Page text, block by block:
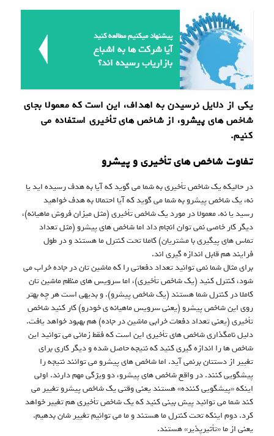
پیشنهاد میکنیم مطالعه کنید
آیا شرکت ها به اشباع
بازاریاب رسیده اند؟
یکی از دلایل نرسیدن به اهداف، این است که معمولا بجای
شاخص های پیشرو، از شاخص های تأخیری استفاده می
کنیم.
تفاوت شاخص های تأخیری و پیشرو
در حالیکه یک شاخص تأخیری به شما می گوید که آیا به هدف رسیده اید یا
نه، یک شاخص پیشرو به شما می گوید که آیا احتمالا به هدف خواهید
رسید یا نه. معمولا در مورد یک شاخص تأخیری (مثل میزان فروش ماهیانه)،
دیگر کار خاصی نمی توان انجام داد اما شاخص های پیشرو (مثل تعداد
تماس های پیگیری با مشتریان) کاملا تحت کنترل ما هستند و در طول
فرایند هم قابل اندازه گیری اند.
برای مثال شما نمی توانید تعداد دفعاتی را که ماشین تان در جاده خراب می
شود، کنترل کنید (یک شاخص تأخیری)، اما سرویس های منظم ماشین تان
کاملا در کنترل شما هستند (یک شاخص پیشرو). و بدیهی است هر چه بهتر
روی این شاخص پیشرو (یعنی سرویس ماهیانه ی خودرو) کار کنید شاخص
تأخیری (یعنی تعداد دفعات خرابی ماشین در جاده) هم بهبود خواهد یافت.
دلیل نامگذاری شاخص های تأخیری این است که فقط زمانی می توانید این
شاخص ها را اندازه گیری کنید که نتیجه حاصل شده و دیگر کاری برای
تغییر از دستتان برنمی آید. اما شاخص های پیشرو می توانند نتیجه را
پیشگویی کنند. در واقع شاخص های پیشرو، دو ویژگی مهم دارند. اولی
اینکه «پیشگویی کننده» هستند یعنی وقتی یک شاخص پیشرو تغییر می
کند شما می توانید پیش بینی کنید که یک شاخص تأخیری هم تغییر خواهد
کرد. دوم اینکه تحت کنترل ما هستند و ما می توانیم تغییر شان بدهیم.
یعنی از ما «تأثیرپذیر» هستند.